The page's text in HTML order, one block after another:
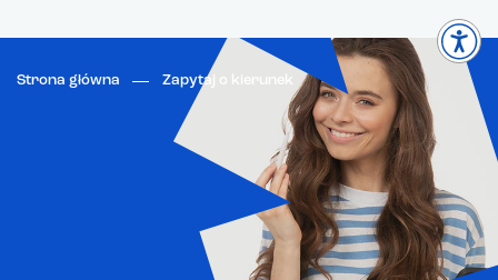
Strona główna Zapytaj o kierunek